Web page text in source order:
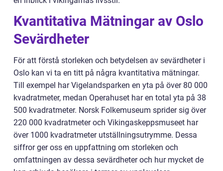
Kvantitativa Mätningar av Oslo
Sevärdheter
För att förstå storleken och betydelsen av sevärdheter i
Oslo kan vi ta en titt på några kvantitativa mätningar.
Till exempel har Vigelandsparken en yta på över 80 000
kvadratmeter, medan Operahuset har en total yta på 38
500 kvadratmeter. Norsk Folkemuseum sprider sig över
220 000 kvadratmeter och Vikingaskeppsmuseet har
över 1000 kvadratmeter utställningsutrymme. Dessa
siffror ger oss en uppfattning om storleken och
omfattningen av dessa sevärdheter och hur mycket de